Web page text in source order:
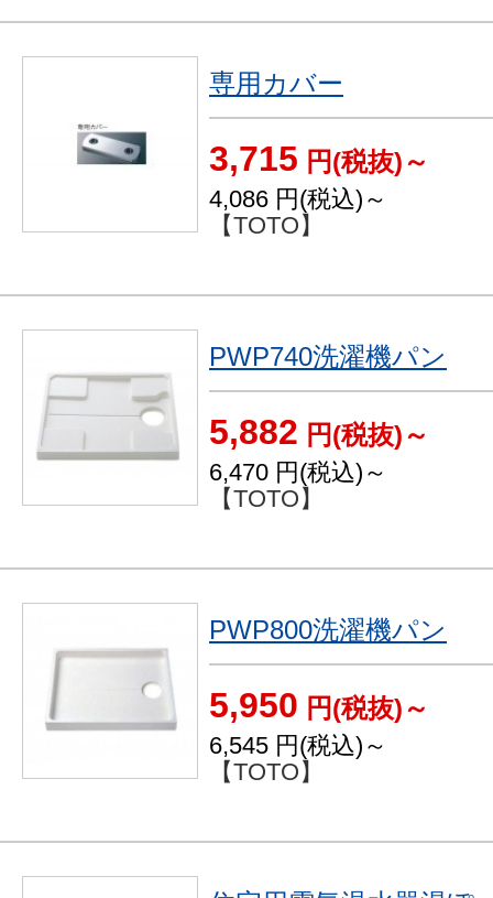
専用カバー
3,715 円(税抜)～
4,086 円(税込)～
【TOTO】
PWP740洗濯機パン
5,882 円(税抜)～
6,470 円(税込)～
【TOTO】
PWP800洗濯機パン
5,950 円(税抜)～
6,545 円(税込)～
【TOTO】